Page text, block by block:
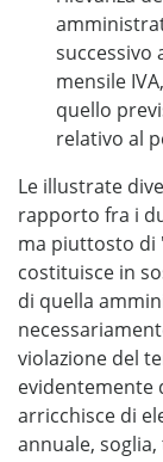
successivo
mensile
quello
relativo al
Le illustrate
rapporto fra i
ma piuttosto di
costituisce in
di quella
violazione del
evidentemente
arricchisce di
annuale,